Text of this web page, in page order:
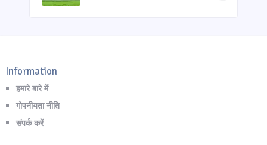
Information
हमारे बारे में
गोपनीयता नीति
संपर्क करें